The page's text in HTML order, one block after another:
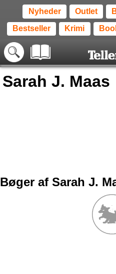
Nyheder Outlet
Bestseller Krimi
Sarah J. Maas
Bøger af Sarah J.